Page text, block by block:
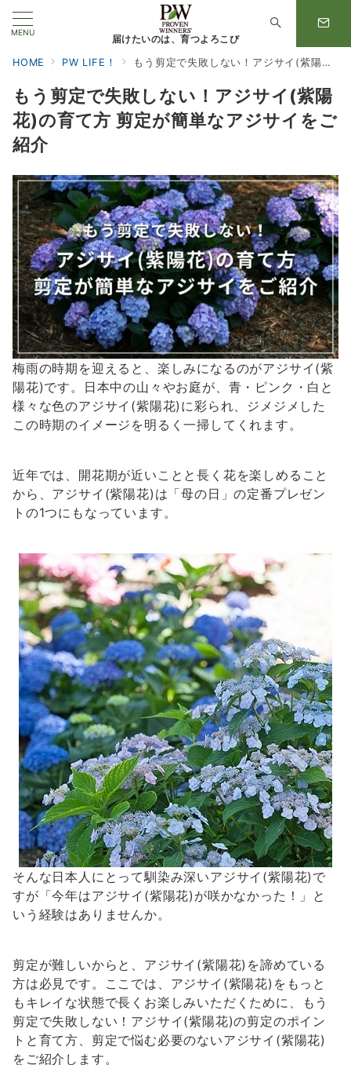
MENU
届けたいのは、育つよろこび
HOME PW LIFE！ もう剪定で失敗しない！アジサイ(紫陽花)の育て方 剪定が簡単なアジサイをご紹介
もう剪定で失敗しない！アジサイ(紫陽
花)の育て方 剪定が簡単なアジサイをご
紹介
梅雨の時期を迎えると、楽しみになるのがアジサイ(紫
陽花)です。日本中の山々やお庭が、青・ピンク・白と
様々な色のアジサイ(紫陽花)に彩られ、ジメジメした
この時期のイメージを明るく一掃してくれます。
近年では、開花期が近いことと長く花を楽しめること
から、アジサイ(紫陽花)は「母の日」の定番プレゼン
トの1つにもなっています。
そんな日本人にとって馴染み深いアジサイ(紫陽花)で
すが「今年はアジサイ(紫陽花)が咲かなかった！」と
いう経験はありませんか。
剪定が難しいからと、アジサイ(紫陽花)を諦めている
方は必見です。ここでは、アジサイ(紫陽花)をもっと
もキレイな状態で長くお楽しみいただくために、もう
剪定で失敗しない！アジサイ(紫陽花)の剪定のポイン
トと育て方、剪定で悩む必要のないアジサイ(紫陽花)
をご紹介します。